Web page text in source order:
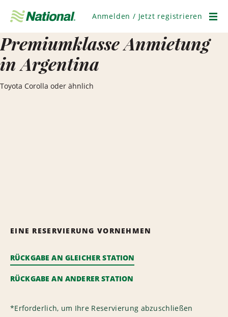
überspringen
Anmelden / Jetzt registrieren
Premiumklasse Anmietung
in Argentina
Toyota Corolla oder ähnlich
EINE RESERVIERUNG VORNEHMEN
RÜCKGABE AN GLEICHER STATION
RÜCKGABE AN ANDERER STATION
*Erforderlich, um Ihre Reservierung abzuschließen